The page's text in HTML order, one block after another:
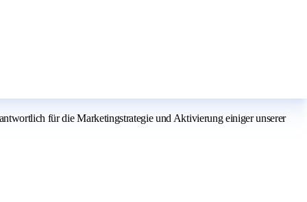
für die Marketingstrategie und Aktivierung einiger unserer